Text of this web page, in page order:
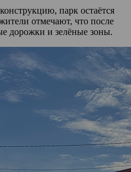
парк остаётся
отмечают, что после
дорожки и зелёные зоны.